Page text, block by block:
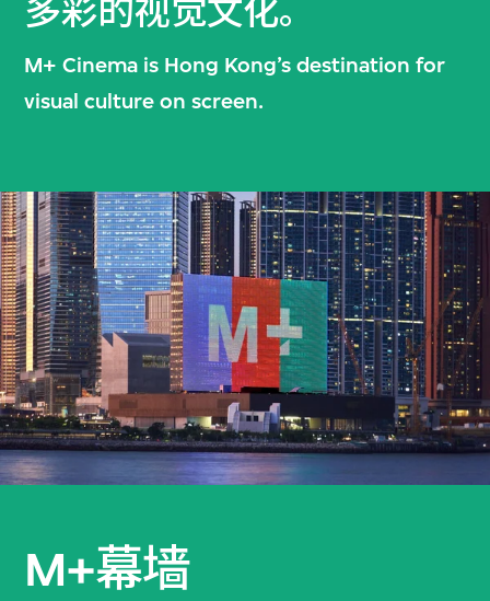
多彩的视觉文化。
M+ Cinema is Hong Kong’s destination for
visual culture on screen.
M+幕墙